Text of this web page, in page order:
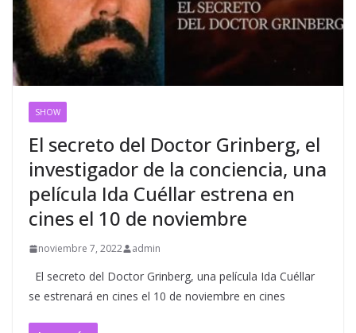
SHOW
El secreto del Doctor Grinberg, el
investigador de la conciencia, una
película Ida Cuéllar estrena en
cines el 10 de noviembre
noviembre 7, 2022 admin
El secreto del Doctor Grinberg, una película Ida Cuéllar
se estrenará en cines el 10 de noviembre en cines